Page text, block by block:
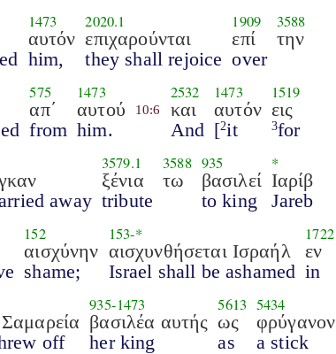
1473
αυτόν
him,
2020.1
επιχαρούνται
they shall rejoice
1909
επί
over
3588
την
575
απ΄
from
1473
αυτού
him.
10:6
2532
και
And
1473
αυτόν
[2it
1519
εις
3for
away
3579.1
ξένια
tribute
3588
τω
935
βασιλεί
to king
*
Ιαρίβ
Jareb
152
αισχύνην
shame;
153-*
αισχυνθήσεται Ισραήλ
Israel shall be ashamed
1722
εν
in
off
935-1473
βασιλέα αυτής
her king
5613
ως
as
5434
φρύγανον
a stick